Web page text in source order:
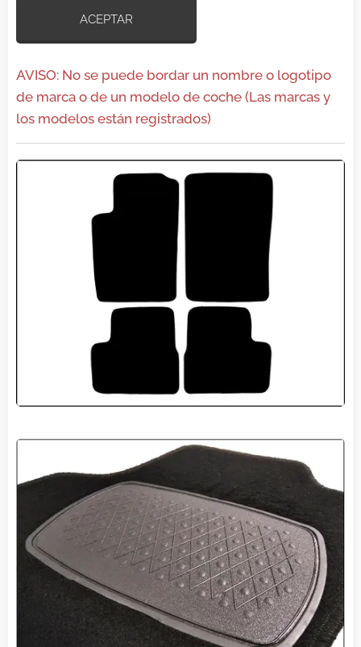
ACEPTAR
AVISO: No se puede bordar un nombre o logotipo
de marca o de un modelo de coche (Las marcas y
los modelos están registrados)